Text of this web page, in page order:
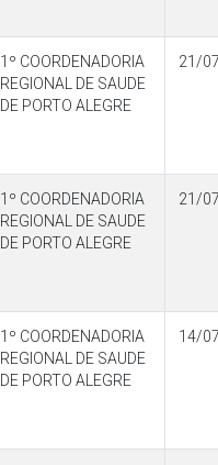
1º COORDENADORIA
REGIONAL DE SAUDE
DE PORTO ALEGRE
21/
1º COORDENADORIA
REGIONAL DE SAUDE
DE PORTO ALEGRE
21/
1º COORDENADORIA
REGIONAL DE SAUDE
DE PORTO ALEGRE
14/